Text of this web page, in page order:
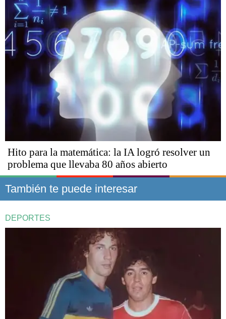
Hito para la matemática: la IA logró resolver un
problema que llevaba 80 años abierto
También te puede interesar
DEPORTES